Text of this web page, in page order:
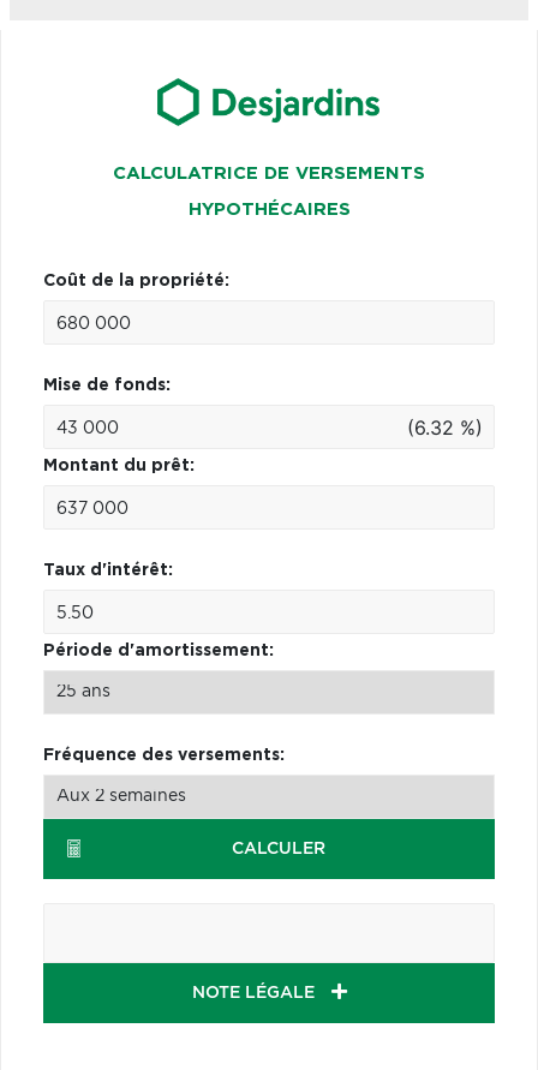
CALCULATRICE DE VERSEMENTS
HYPOTHÉCAIRES
Coût de la propriété:
Mise de fonds:
(6.32 %)
Montant du prêt:
Taux d'intérêt:
Période d'amortissement:
Fréquence des versements:
CALCULER
NOTE LÉGALE